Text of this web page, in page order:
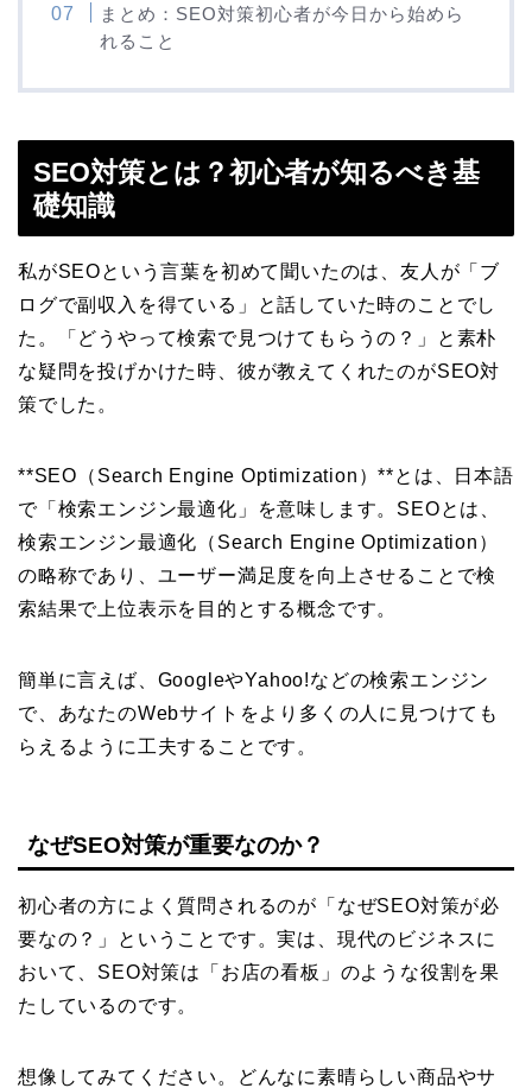
まとめ：SEO対策初心者が今日から始めら
れること
SEO対策とは？初心者が知るべき基
礎知識
私がSEOという言葉を初めて聞いたのは、友人が「ブ
ログで副収入を得ている」と話していた時のことでし
た。「どうやって検索で見つけてもらうの？」と素朴
な疑問を投げかけた時、彼が教えてくれたのがSEO対
策でした。
**SEO（Search Engine Optimization）**とは、日本語
で「検索エンジン最適化」を意味します。SEOとは、
検索エンジン最適化（Search Engine Optimization）
の略称であり、ユーザー満足度を向上させることで検
索結果で上位表示を目的とする概念です。
簡単に言えば、GoogleやYahoo!などの検索エンジン
で、あなたのWebサイトをより多くの人に見つけても
らえるように工夫することです。
なぜSEO対策が重要なのか？
初心者の方によく質問されるのが「なぜSEO対策が必
要なの？」ということです。実は、現代のビジネスに
おいて、SEO対策は「お店の看板」のような役割を果
たしているのです。
想像してみてください。どんなに素晴らしい商品やサ